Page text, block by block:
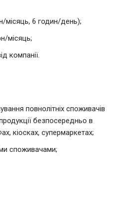
місяць, 6 годин/день);
місяць;
компанії.
повнолітніх споживачів
безпосередньо в
кіосках, супермаркетах;
споживачами;